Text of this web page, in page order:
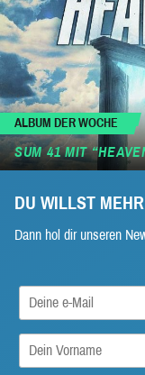
ALBUM DER WOCHE
SUM 41 MIT
DU WILLST
Dann hol dir unseren